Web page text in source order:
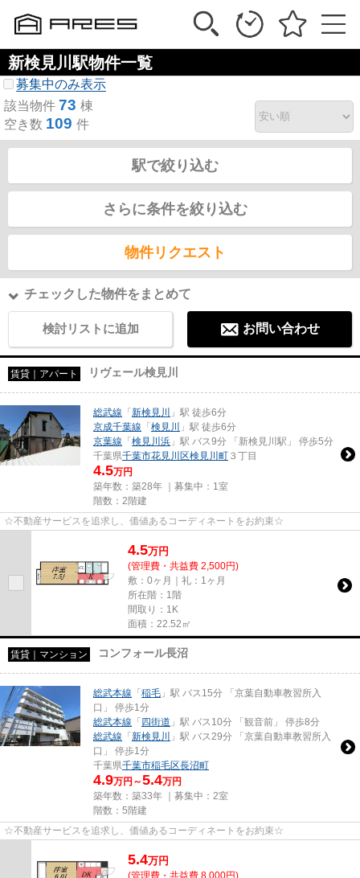
新検見川駅物件一覧
募集中のみ表示
該当物件 73 棟
空き数 109 件
駅で絞り込む
さらに条件を絞り込む
物件リクエスト
チェックした物件をまとめて
検討リストに追加 お問い合わせ
賃貸｜アパート リヴェール検見川
総武線 「新検見川
」駅 徒歩6分
京成千葉線 「検見川
」駅 徒歩6分
京葉線 「検見川浜 」駅 バス9分 「新検見川駅」 停歩5分
千葉県千葉市花見川区検見川町 ３丁目
4.5万円
築年数：築28年 ｜募集中： 1室
階数：2階建
☆不動産サービスを追求し、価値あるコーディネートをお約束☆
4.5万円
(管理費・共益費 2,500円)
敷：0ヶ月｜礼：1ヶ月
所在階：1階
間取り：1K
面積：22.52㎡
賃貸｜マンション コンフォール長沼
総武本線 「稲毛 」駅 バス15分 「京葉自動車教習所入
口」 停歩1分
総武本線 「四街道 」駅 バス10分 「観音前」 停歩8分
総武線 「新検見川
」駅 バス29分 「京葉自動車教習所入
口」 停歩1分
千葉県千葉市稲毛区長沼町
4.9万円～5.4万円
築年数：築33年 ｜募集中： 2室
階数：5階建
☆不動産サービスを追求し、価値あるコーディネートをお約束☆
5.4万円
(管理費・共益費 8,000円)